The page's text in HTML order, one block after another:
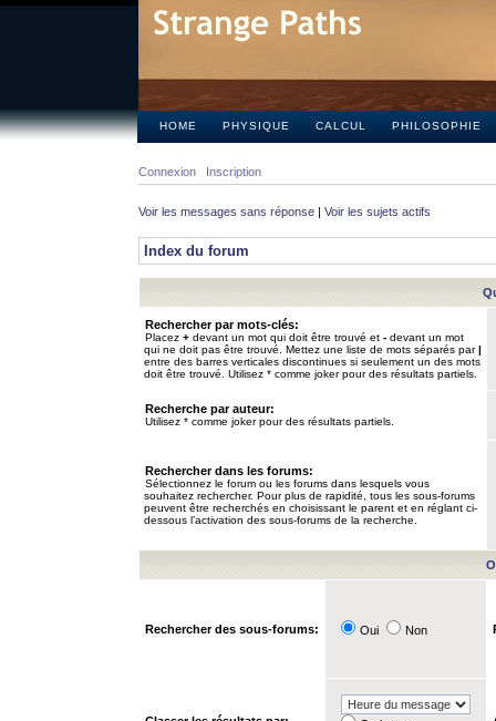
HOME PHYSIQUE CALCUL PHILOSOPHIE
Connexion Inscription
Voir les messages sans réponse | Voir les sujets actifs
Index du forum
Rechercher par mots-clés:
Placez + devant un mot qui doit être trouvé et - devant un mot
qui ne doit pas être trouvé. Mettez une liste de mots séparés par|
entre des barres verticales discontinues si seulement un des mots
doit être trouvé. Utilisez * comme joker pour des résultats partiels.
Recherche par auteur:
Utilisez * comme joker pour des résultats partiels.
Rechercher dans les forums:
Sélectionnez le forum ou les forums dans lesquels vous
souhaitez rechercher. Pour plus de rapidité, tous les sous-forums
peuvent être recherchés en choisissant le parent et en réglant ci-
dessous l’activation des sous-forums de la recherche.
Rechercher des sous-forums: Oui Non